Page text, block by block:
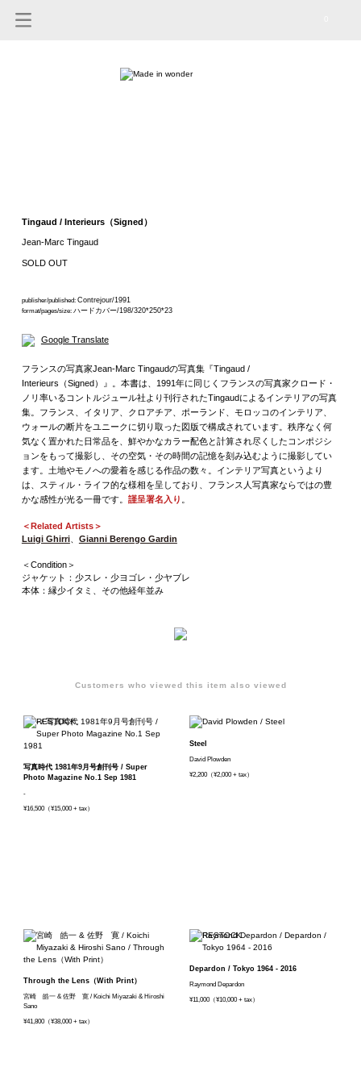
Tingaud / Interieurs（Signed）
Jean-Marc Tingaud
SOLD OUT
publisher/published: Contrejour/1991
format/pages/size: ハードカバー/198/320*250*23
Google Translate
フランスの写真家Jean-Marc Tingaudの写真集『Tingaud /
Interieurs（Signed）』。本書は、1991年に同じくフランスの写真家クロード・
ノリ率いるコントルジュール社より刊行されたTingaudによるインテリアの写真
集。フランス、イタリア、クロアチア、ポーランド、モロッコのインテリア、
ウォールの断片をユニークに切り取った図版で構成されています。秩序なく何
気なく置かれた日常品を、鮮やかなカラー配色と計算され尽くしたコンポジシ
ョンをもって撮影し、その空気・その時間の記憶を刻み込むように撮影してい
ます。土地やモノへの愛着を感じる作品の数々。インテリア写真というより
は、スティル・ライフ的な様相を呈しており、フランス人写真家ならではの豊
かな感性が光る一冊です。 謹呈署名入り 。
＜Related Artists＞
Luigi Ghirri、 Gianni Berengo Gardin
＜Condition＞
ジャケット：少スレ・少ヨゴレ・少ヤブレ
本体：縁少イタミ、その他経年並み
Customers who viewed this item also viewed
写真時代 1981年9月号創刊号 / Super
Photo Magazine No.1 Sep 1981
-
¥16,500（¥15,000 + tax）
Steel
David Plowden
¥2,200（¥2,000 + tax）
Through the Lens（With Print）
宮崎 皓一 & 佐野 寛 / Koichi Miyazaki & Hiroshi
Sano
¥41,800（¥38,000 + tax）
Depardon / Tokyo 1964 - 2016
Raymond Depardon
¥11,000（¥10,000 + tax）